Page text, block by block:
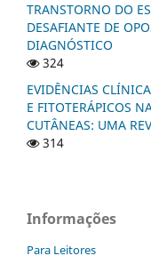
TRANSTORNO DO
DESAFIANTE DE
DIAGNÓSTICO
324
EVIDÊNCIAS
E FITOTERÁPICOS
CUTÂNEAS: UMA
314
Informações
Para Leitores